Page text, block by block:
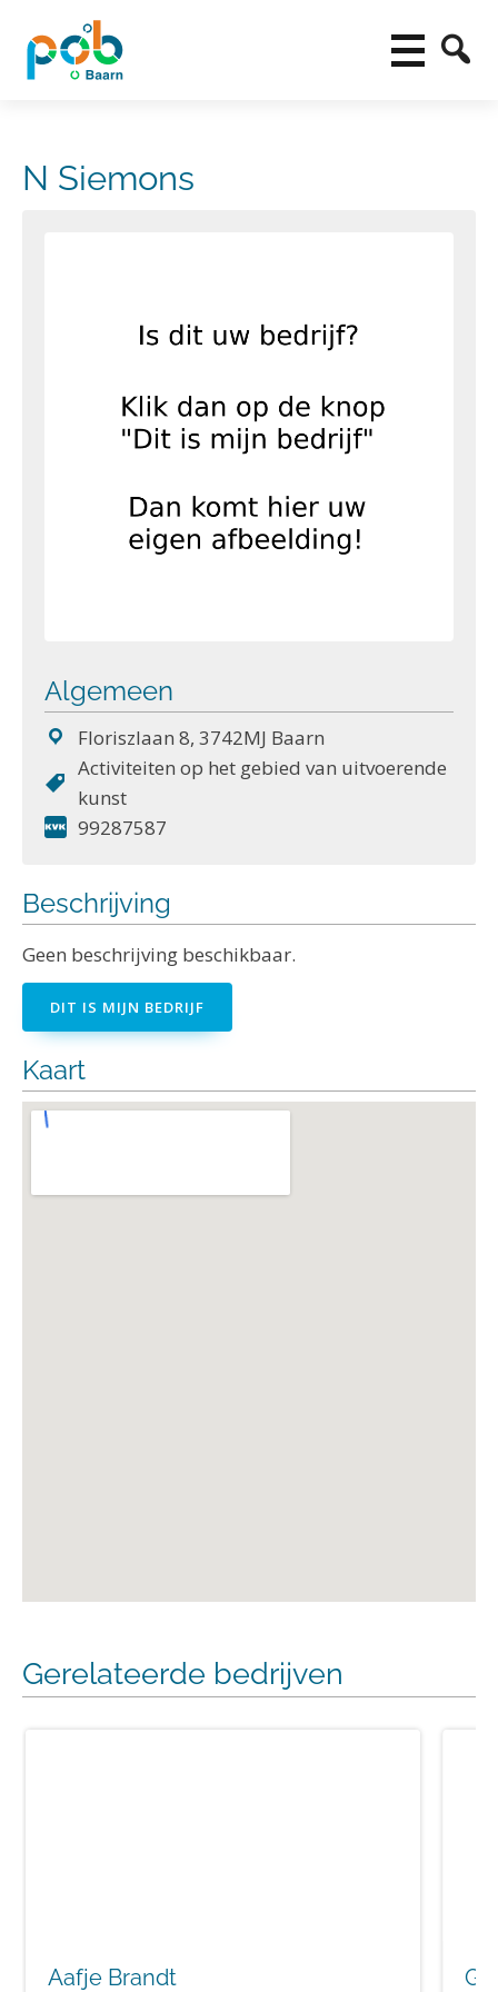
N Siemons
Algemeen
Floriszlaan 8, 3742MJ Baarn
Activiteiten op het gebied van uitvoerende
kunst
99287587
Beschrijving
Geen beschrijving beschikbaar.
DIT IS MIJN BEDRIJF
Kaart
Gerelateerde bedrijven
Aafje Brandt